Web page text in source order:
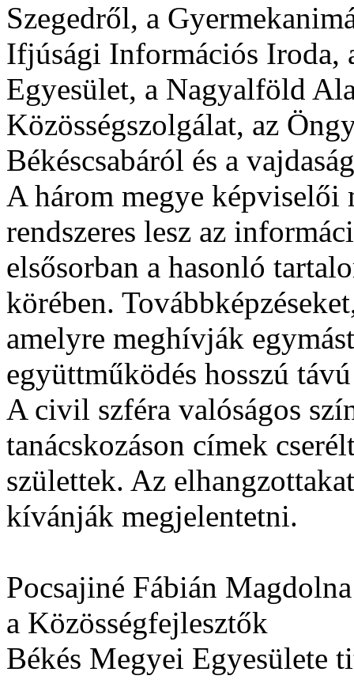
Szegedről, a
Ifjúsági Információs Iroda,
Egyesület, a Nagyalföld
Közösségszolgálat, az
Békéscsabáról és a
A három megye képviselői
rendszeres lesz az
elsősorban a hasonló
körében.
amelyre meghívják
együttműködés hosszú
A civil szféra valóságos
tanácskozáson címek
születtek. Az
kívánják megjelentetni.
Pocsajiné Fábián Magdolna
a Közösségfejlesztők
Békés Megyei Egyesülete